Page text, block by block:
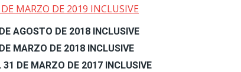
MARZO DE 2019 INCLUSIVE
AGOSTO DE 2018 INCLUSIVE
MARZO DE 2018 INCLUSIVE
31 DE MARZO DE 2017 INCLUSIVE